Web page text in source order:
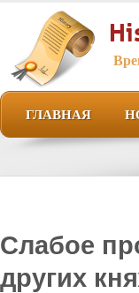
ГЛАВНАЯ
Слабое
других